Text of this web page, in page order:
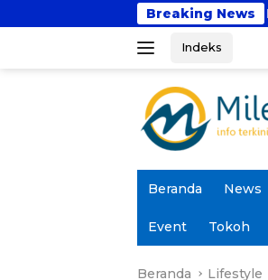
ke
Breaking News
Aisah Dahlan
Indeks
Beranda News
Event Tokoh
Beranda Lifestyle